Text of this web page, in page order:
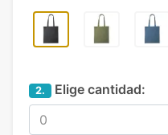
2. Elige cantidad: